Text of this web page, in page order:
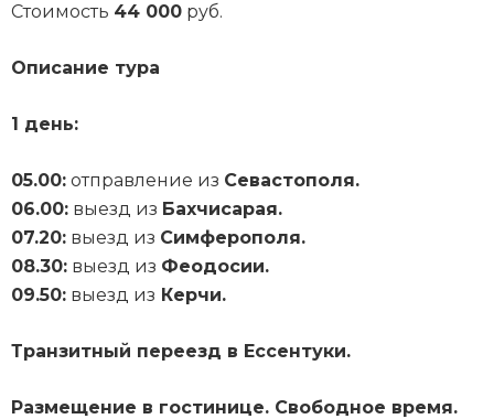
Стоимость 44 000 руб.
Описание тура
1 день:
05.00: отправление из Севастополя.
06.00: выезд из Бахчисарая.
07.20: выезд из Симферополя.
08.30: выезд из Феодосии.
09.50: выезд из Керчи.
Транзитный переезд в Ессентуки.
Размещение в гостинице. Свободное время.